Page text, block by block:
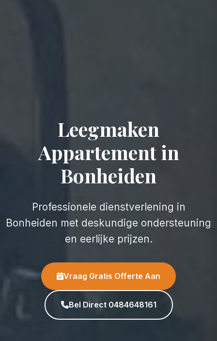
Leegmaken
Appartement in
Bonheiden
Professionele dienstverlening in
Bonheiden met deskundige ondersteuning
en eerlijke prijzen.
Vraag Gratis Offerte Aan
Bel Direct 0484648161